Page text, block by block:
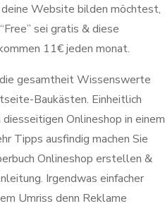
Website bilden möchtest,
sei gratis & diese
11€ jeden monat.
gesamtheit Wissenswerte
Baukästen. Einheitlich
Onlineshop in einem
Tipps ausfindig machen Sie
Onlineshop erstellen &
Irgendwas einfacher
Umriss denn Reklame